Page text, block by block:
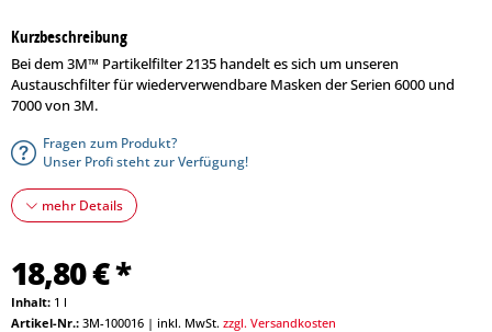
Kurzbeschreibung
Bei dem 3M™ Partikelfilter 2135 handelt es sich um unseren
Austauschfilter für wiederverwendbare Masken der Serien 6000 und
7000 von 3M.
Fragen zum Produkt?
Unser Profi steht zur Verfügung!
mehr Details
18,80 € *
Inhalt: 1 l
Artikel-Nr.: 3M-100016 | inkl. MwSt. zzgl. Versandkosten